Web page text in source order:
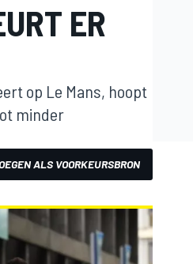
ER
op Le Mans, hoopt
minder
ALS VOORKEURSBRON